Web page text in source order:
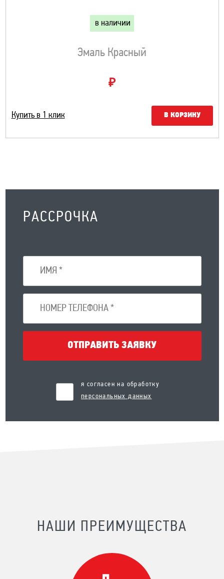
в наличии
Эмаль Красный
₽
Купить в 1 клик В КОРЗИНУ
РАССРОЧКА
ОТПРАВИТЬ ЗАЯВКУ
я согласен на обработку
персональных данных
НАШИ ПРЕИМУЩЕСТВА